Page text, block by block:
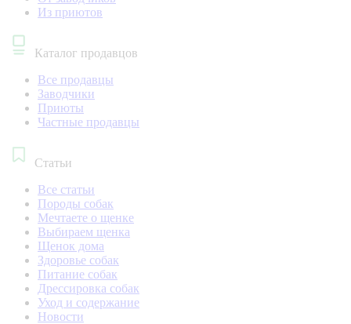
Из приютов
Каталог продавцов
Все продавцы
Заводчики
Приюты
Частные продавцы
Статьи
Все статьи
Породы собак
Мечтаете о щенке
Выбираем щенка
Щенок дома
Здоровье собак
Питание собак
Дрессировка собак
Уход и содержание
Новости